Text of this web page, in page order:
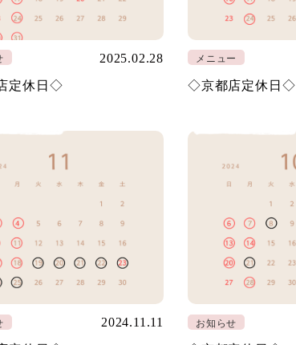
2025.02.28
定休日◇
メニュー
◇京都店定休日◇
2024.11.11
お知らせ